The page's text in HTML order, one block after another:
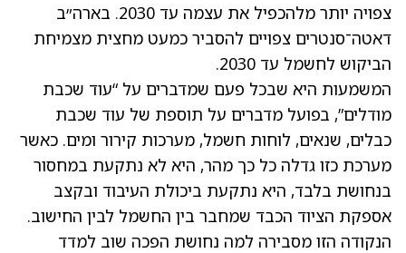
צפויה יותר מלהכפיל את עצמה עד 2030. בארה״ב
דאטה־סנטרים צפויים להסביר כמעט מחצית מצמיחת
הביקוש לחשמל עד 2030.
המשמעות היא שבכל פעם שמדברים על “עוד שכבת
מודלים”, בפועל מדברים על תוספת של עוד שכבת
כבלים, שנאים, לוחות חשמל, מערכות קירור ומים. כאשר
מערכת כזו גדלה כל כך מהר, היא לא נתקעת במחסור
בנחושת בלבד, היא נתקעת ביכולת העיבוד ובקצב
אספקת הציוד הכבד שמחבר בין החשמל לבין החישוב.
הנקודה הזו מסבירה למה נחושת הפכה שוב למדד